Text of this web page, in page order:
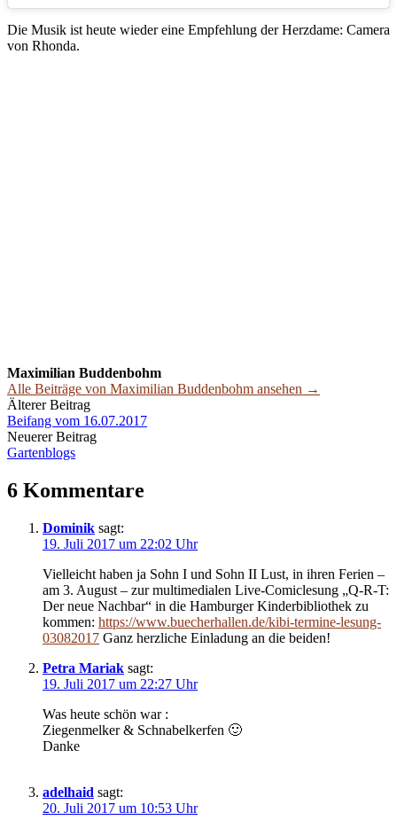
Die Musik ist heute wieder eine Empfehlung der Herzdame: Camera
von Rhonda.
Maximilian Buddenbohm
Alle Beiträge von Maximilian Buddenbohm ansehen →
Beitrags-
Navigation
Älterer Beitrag
Beifang vom 16.07.2017
Neuerer Beitrag
Gartenblogs
6 Kommentare
Dominik sagt:
19. Juli 2017 um 22:02 Uhr
Vielleicht haben ja Sohn I und Sohn II Lust, in ihren Ferien –
am 3. August – zur multimedialen Live-Comiclesung „Q-R-T:
Der neue Nachbar“ in die Hamburger Kinderbibliothek zu
kommen: https://www.buecherhallen.de/kibi-termine-lesung-
03082017 Ganz herzliche Einladung an die beiden!
Petra Mariak sagt:
19. Juli 2017 um 22:27 Uhr
Was heute schön war :
Ziegenmelker & Schnabelkerfen 🙂
Danke
adelhaid sagt:
20. Juli 2017 um 10:53 Uhr